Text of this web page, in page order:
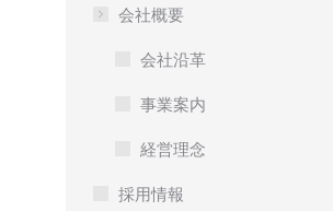
会社概要
会社沿革
事業案内
経営理念
採用情報